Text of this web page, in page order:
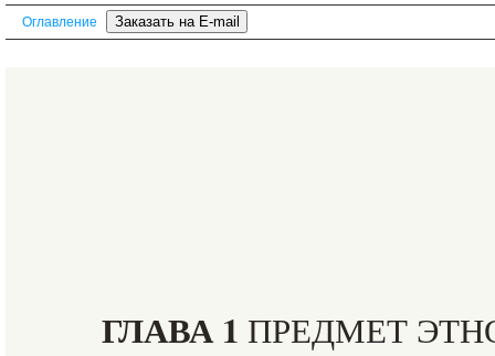
Оглавление
ГЛАВА 1 ПРЕДМЕТ